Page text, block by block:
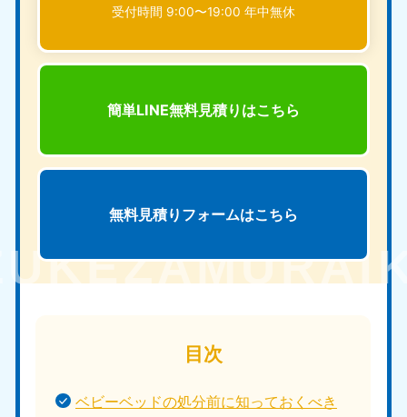
受付時間 9:00〜19:00 年中無休
簡単LINE無料見積りはこちら
無料見積りフォームはこちら
目次
ベビーベッドの処分前に知っておくべき